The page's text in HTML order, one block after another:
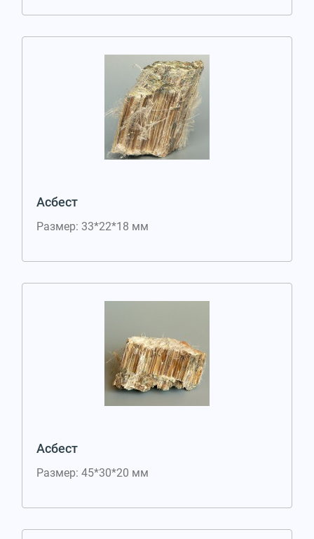
Асбест
Размер: 33*22*18 мм
Асбест
Размер: 45*30*20 мм